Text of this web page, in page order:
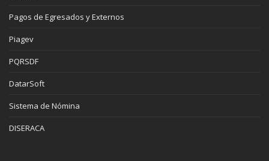
Pagos de Egresados y Externos
Piagev
PQRSDF
DatarSoft
Sistema de Nómina
DISERACA